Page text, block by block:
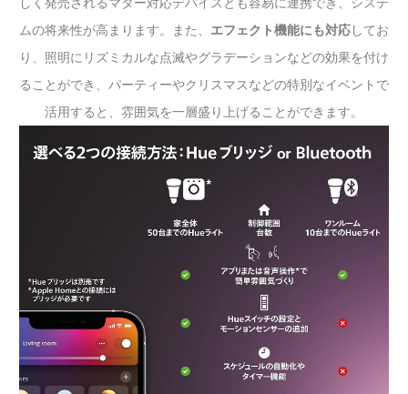
ムの将来性が高まります。また、 エフェクト機能にも対応してお
り、照明にリズミカルな点滅やグラデーションなどの効果を付け
ることができ、パーティーやクリスマスなどの特別なイベントで
活用すると、雰囲気を一層盛り上げることができます。